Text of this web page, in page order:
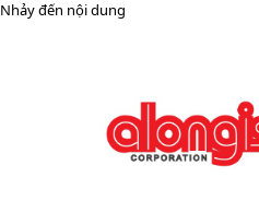
Nhảy đến nội dung